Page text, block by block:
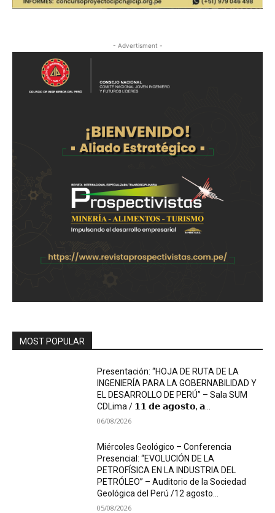
- Advertisment -
MOST POPULAR
Presentación: “HOJA DE RUTA DE LA
INGENIERÍA PARA LA GOBERNABILIDAD Y
EL DESARROLLO DE PERÚ” – Sala SUM
CDLima / 𝟭𝟭 𝗱𝗲 𝗮𝗴𝗼𝘀𝘁𝗼, 𝗮...
06/08/2026
Miércoles Geológico – Conferencia
Presencial: “EVOLUCIÓN DE LA
PETROFÍSICA EN LA INDUSTRIA DEL
PETRÓLEO” – Auditorio de la Sociedad
Geológica del Perú /12 agosto...
05/08/2026